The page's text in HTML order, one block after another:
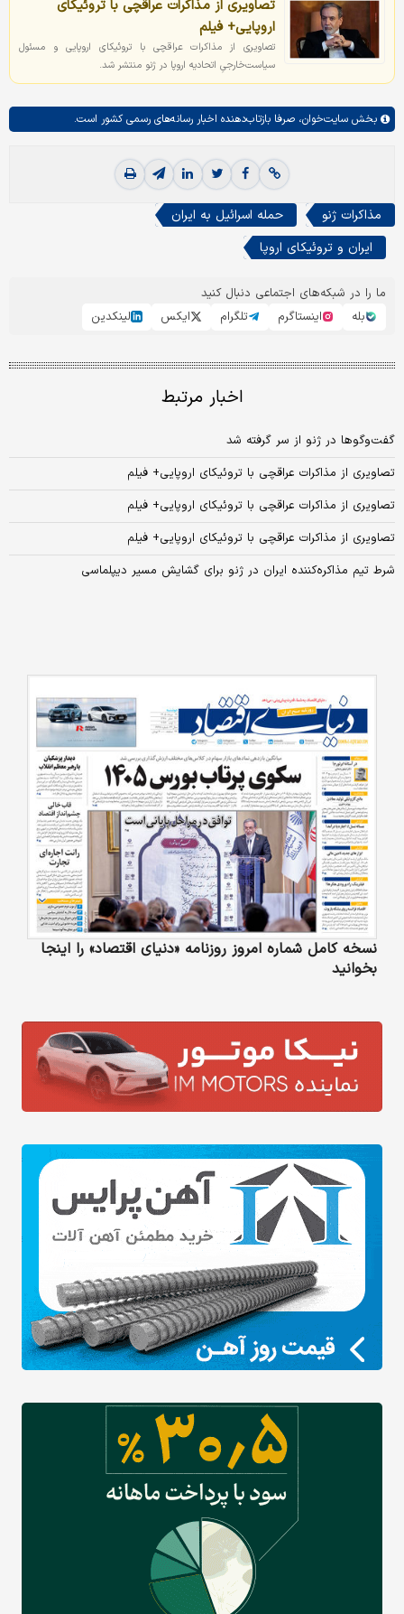
تصاویری از مذاکرات عراقچی با تروئیکای
اروپایی+ فیلم
تصاویری از مذاکرات عراقچی با تروئیکای اروپایی و مسئول
سیاست‌خارجیِ اتحادیه اروپا در ژنو منتشر شد.
بخش سایت‌خوان، صرفا بازتاب‌دهنده اخبار رسانه‌های رسمی کشور است.
مذاکرات ژنو
حمله اسرائیل به ایران
ایران و تروئیکای اروپا
ما را در شبکه‌های اجتماعی دنبال کنید
بله
اینستاگرم تلگرام ایکس لینکدین
اخبار مرتبط
گفت‌و‌گو‌ها در ژنو از سر گرفته شد
تصاویری از مذاکرات عراقچی با تروئیکای اروپایی+ فیلم
تصاویری از مذاکرات عراقچی با تروئیکای اروپایی+ فیلم
تصاویری از مذاکرات عراقچی با تروئیکای اروپایی+ فیلم
شرط تیم مذاکره‌کننده ایران در ژنو برای گشایش مسیر دیپلماسی
نسخه کامل شماره امروز روزنامه «دنیای‌ اقتصاد» را اینجا
بخوانید